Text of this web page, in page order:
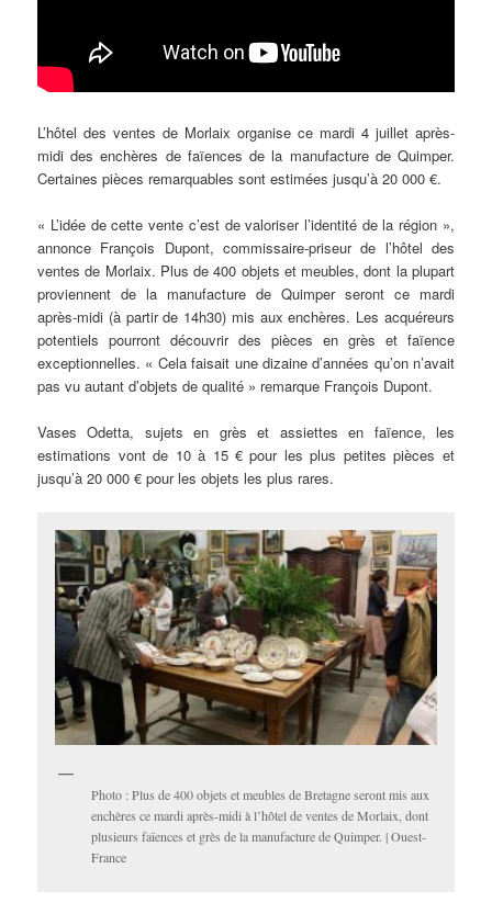
L’hôtel des ventes de Morlaix organise ce mardi 4 juillet après-
midi des enchères de faïences de la manufacture de Quimper.
Certaines pièces remarquables sont estimées jusqu’à 20 000 €.
« L’idée de cette vente c’est de valoriser l’identité de la région »,
annonce François Dupont, commissaire-priseur de l’hôtel des
ventes de Morlaix. Plus de 400 objets et meubles, dont la plupart
proviennent de la manufacture de Quimper seront ce mardi
après-midi (à partir de 14h30) mis aux enchères. Les acquéreurs
potentiels pourront découvrir des pièces en grès et faïence
exceptionnelles. « Cela faisait une dizaine d’années qu’on n’avait
pas vu autant d’objets de qualité » remarque François Dupont.
Vases Odetta, sujets en grès et assiettes en faïence, les
estimations vont de 10 à 15 € pour les plus petites pièces et
jusqu’à 20 000 € pour les objets les plus rares.
Photo : Plus de 400 objets et meubles de Bretagne seront mis aux
enchères ce mardi après-midi à l’hôtel de ventes de Morlaix, dont
plusieurs faïences et grès de la manufacture de Quimper. | Ouest-
France